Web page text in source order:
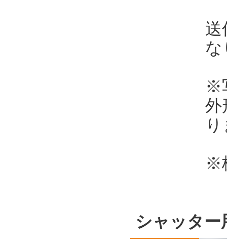
な
※
外
※
シャッタ